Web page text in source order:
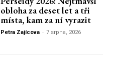
obloha za deset let a tři
místa, kam za ní vyrazit
Petra Zajícova - 7 srpna, 2026